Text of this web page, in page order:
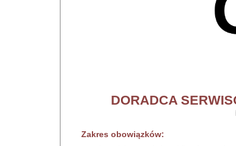
DORADCA
Zakres obowiązków: